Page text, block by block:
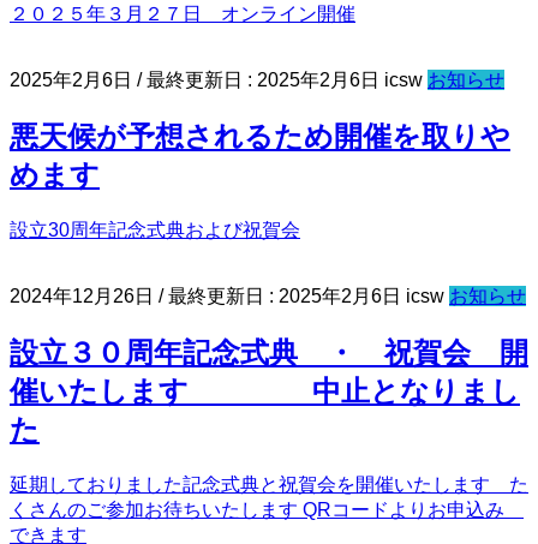
２０２５年３月２７日 オンライン開催
2025年2月6日 / 最終更新日 : 2025年2月6日 icsw お知らせ
悪天候が予想されるため開催を取りや
めます
設立30周年記念式典および祝賀会
2024年12月26日 / 最終更新日 : 2025年2月6日 icsw お知らせ
設立３０周年記念式典 ・ 祝賀会 開
催いたします 中止となりまし
た
延期しておりました記念式典と祝賀会を開催いたします た
くさんのご参加お待ちいたします QRコードよりお申込み
できます